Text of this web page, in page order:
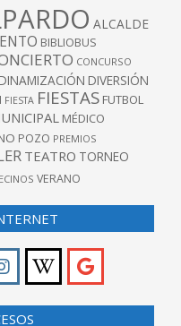
ALCALDE
BIBLIOBUS
CONCURSO
DINAMIZACIÓN DIVERSIÓN
FIESTA FIESTAS FUTBOL
MÉDICO
POZO PREMIOS
TEATRO TORNEO
VERANO